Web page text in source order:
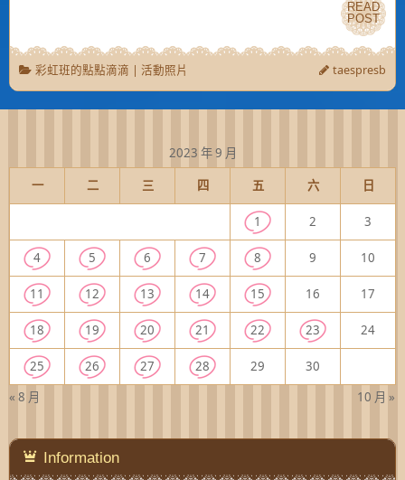
READ
POST
READ
POST
彩虹班的點點滴滴 | 活動照片 taespresb
2023 年 9 月
一
二 三 四 五 六 日
« 8 月 10 月 »
1 2 3
4 5 6 7 8 9 10
11 12 13 14 15 16 17
18 19 20 21 22 23 24
25 26 27 28 29 30
Information